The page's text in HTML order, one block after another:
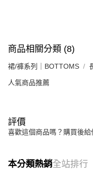
商品相關分類 (8)
裙/褲系列｜BOTTOMS
人氣商品推薦
評價
喜歡這個商品嗎？購買後給
本分類熱銷全站排行